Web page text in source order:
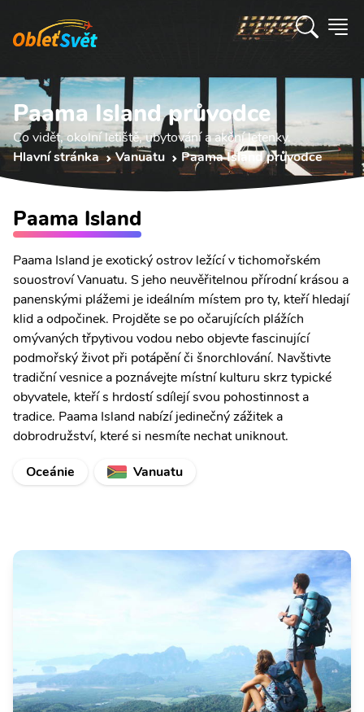
Paama Island průvodce
Co vidět, okolní letiště, ubytování a akční letenky.
Hlavní stránka
Vanuatu Paama Island průvodce
Paama Island
Paama Island je exotický ostrov ležící v tichomořském
souostroví Vanuatu. S jeho neuvěřitelnou přírodní krásou a
panenskými plážemi je ideálním místem pro ty, kteří hledají
klid a odpočinek. Projděte se po očarujících plážích
omývaných třpytivou vodou nebo objevte fascinující
podmořský život při potápění či šnorchlování. Navštivte
tradiční vesnice a poznávejte místní kulturu skrz typické
obyvatele, kteří s hrdostí sdílejí svou pohostinnost a
tradice. Paama Island nabízí jedinečný zážitek a
dobrodružství, které si nesmíte nechat uniknout.
Oceánie
Vanuatu